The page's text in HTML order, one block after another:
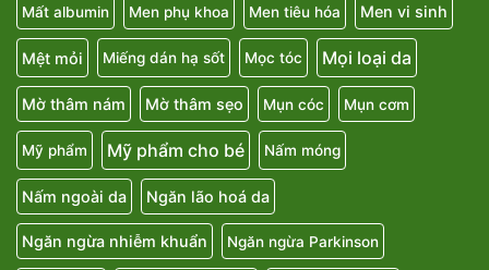
Mất albumin Men phụ khoa Men tiêu hóa Men vi sinh
Mệt mỏi Miếng dán hạ sốt Mọc tóc Mọi loại da
Mờ thâm nám Mờ thâm sẹo Mụn cóc Mụn cơm
Mỹ phẩm Mỹ phẩm cho bé Nấm móng
Nấm ngoài da Ngăn lão hoá da
Ngăn ngừa nhiễm khuẩn Ngăn ngừa Parkinson